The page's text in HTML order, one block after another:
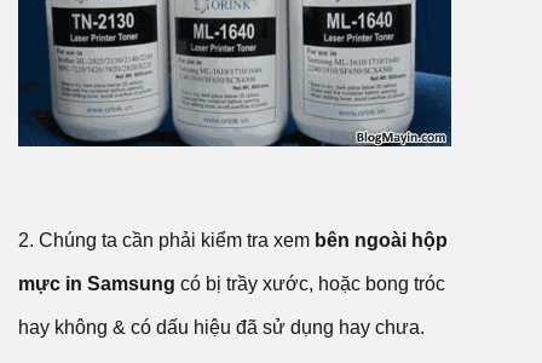
2. Chúng ta cần phải kiểm tra xem bên ngoài hộp
mực in Samsung có bị trầy xước, hoặc bong tróc
hay không & có dấu hiệu đã sử dụng hay chưa.